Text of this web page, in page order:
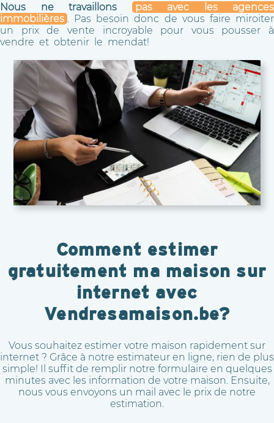
Nous ne travaillons
pas avec les agences
immobilières
. Pas besoin donc de vous faire miroiter
un prix de vente incroyable pour vous pousser à
vendre et obtenir le mendat!
Comment estimer
gratuitement ma maison sur
internet avec
Vendresamaison.be?
Vous souhaitez estimer votre maison rapidement sur
internet ? Grâce à notre estimateur en ligne, rien de plus
simple! Il suffit de remplir notre formulaire en quelques
minutes avec les information de votre maison. Ensuite,
nous vous envoyons un mail avec le prix de notre
estimation.